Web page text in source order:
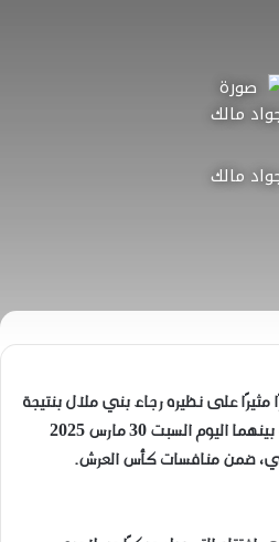
مالك
مثيرًا على نظيره رجاء بني ملال بنتيجة
(4-2)، في المباراة التي جمعت بينهما اليوم السبت 30 مارس 2025
ضمن منافسات كأس العرش.